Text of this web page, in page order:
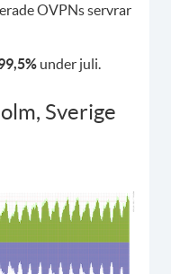
OVPNs servrar
under juli.
Sverige